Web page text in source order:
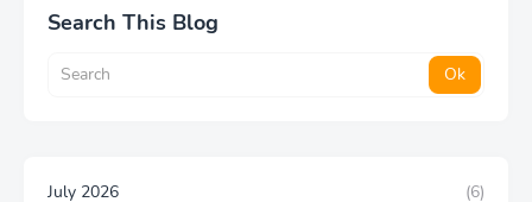
Search This Blog
July 2026
(6)